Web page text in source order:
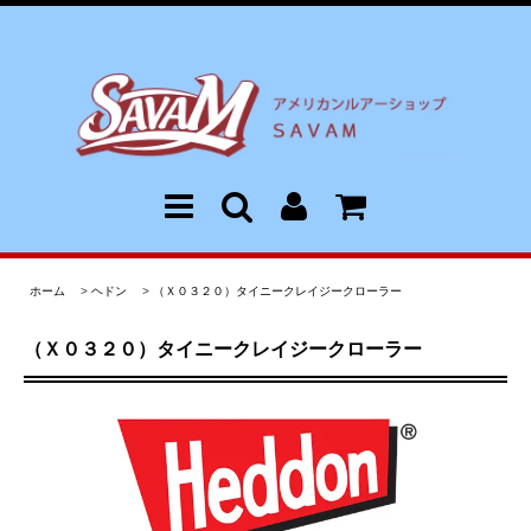
ホーム > ヘドン > （Ｘ０３２０）タイニークレイジークローラー
（Ｘ０３２０）タイニークレイジークローラー